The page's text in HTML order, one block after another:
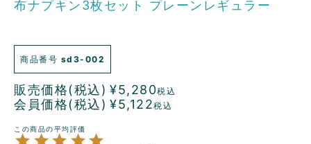
布ナプキン3枚セット プレーンレギュラー
商品番号 sd3-002
販売価格(税込) ¥5,280税込
会員価格(税込) ¥5,122税込